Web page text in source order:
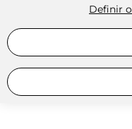
Definir